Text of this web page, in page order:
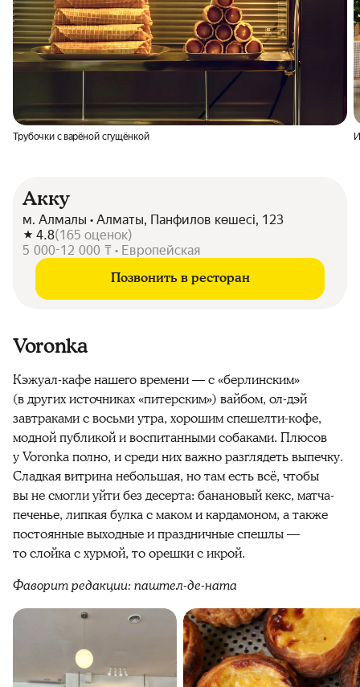
Трубочки с варёной сгущёнкой
Акку
м. Алмалы • Алматы, Панфилов көшесі, 123
4.8(165 оценок)
5 000-12 000 ₸ • Европейская
Позвонить в ресторан
Voronka
Кэжуал-кафе нашего времени — с «берлинским»
(в других источниках «питерским») вайбом, ол-дэй
завтраками с восьми утра, хорошим спешелти-кофе,
модной публикой и воспитанными собаками. Плюсов
у Voronka полно, и среди них важно разглядеть выпечку.
Сладкая витрина небольшая, но там есть всё, чтобы
вы не смогли уйти без десерта: банановый кекс, матча-
печенье, липкая булка с маком и кардамоном, а также
постоянные выходные и праздничные спешлы —
то слойка с хурмой, то орешки с икрой.
Фаворит редакции: паштел-де-ната